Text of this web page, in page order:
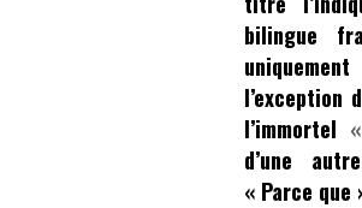
bilingue
l’exception
l’immortel
d’une
« Parce que